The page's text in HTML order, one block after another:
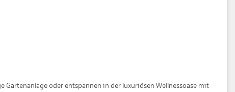
Gartenanlage oder entspannen in der luxuriösen Wellnessoase mit